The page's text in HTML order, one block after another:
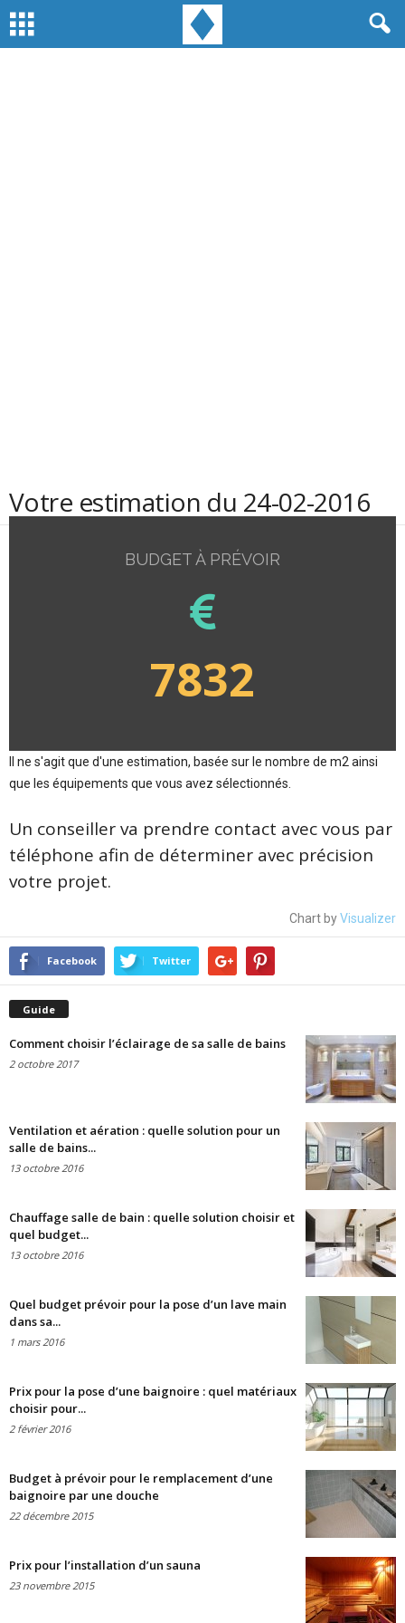
Votre estimation du 24-02-2016
BUDGET À PRÉVOIR
7832
Il ne s'agit que d'une estimation, basée sur le nombre de m2 ainsi
que les équipements que vous avez sélectionnés.
Un conseiller va prendre contact avec vous par
téléphone afin de déterminer avec précision
votre projet.
Chart byVisualizer
Facebook Twitter
Guide
Comment choisir l’éclairage de sa salle de bains
2 octobre 2017
Ventilation et aération : quelle solution pour un
salle de bains...
13 octobre 2016
Chauffage salle de bain : quelle solution choisir et
quel budget...
13 octobre 2016
Quel budget prévoir pour la pose d’un lave main
dans sa...
1 mars 2016
Prix pour la pose d’une baignoire : quel matériaux
choisir pour...
2 février 2016
Budget à prévoir pour le remplacement d’une
baignoire par une douche
22 décembre 2015
Prix pour l’installation d’un sauna
23 novembre 2015